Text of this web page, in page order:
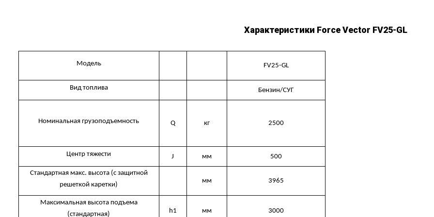
Характеристики Force Vector FV25-GL
Модель FV25-GL
Вид топлива Бензин/СУГ
Номинальная грузоподъемность Q кг 2500
Центр тяжести J мм 500
Стандартная макс. высота (с защитной
решеткой каретки)
мм 3965
Максимальная высота подъема
(стандартная)
h1 мм 3000